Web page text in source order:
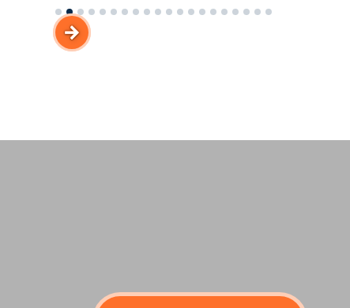
Készíts egészséges smoothiet a saját
Slide 2 of 20.